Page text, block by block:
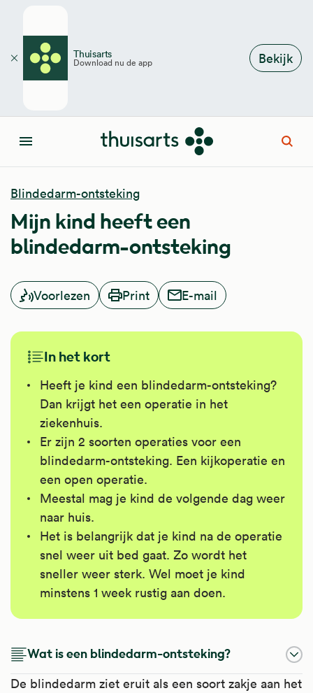
Thuisarts
Download nu de app Bekijk
Sluiten
Menu
Blindedarm-ontsteking
Mijn kind heeft een
blindedarm-ontsteking
Voorlezen Print E-mail
In het kort
Heeft je kind een blindedarm-ontsteking?
Dan krijgt het een operatie in het
ziekenhuis.
Er zijn 2 soorten operaties voor een
blindedarm-ontsteking. Een kijkoperatie en
een open operatie.
Meestal mag je kind de volgende dag weer
naar huis.
Het is belangrijk dat je kind na de operatie
snel weer uit bed gaat. Zo wordt het
sneller weer sterk. Wel moet je kind
minstens 1 week rustig aan doen.
Wat is een blindedarm-ontsteking?
De blindedarm ziet eruit als een soort zakje aan het